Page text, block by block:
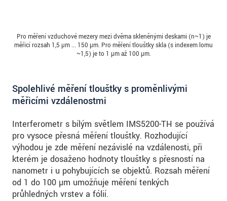
Pro měření vzduchové mezery mezi dvěma skleněnými deskami (n~1) je
měřicí rozsah 1,5 µm ... 150 µm. Pro měření tloušťky skla (s indexem lomu
~1,5) je to 1 µm až 100 µm.
Spolehlivé měření tloušťky s proměnlivými
měřicími vzdálenostmi
Interferometr s bílým světlem IMS5200-TH se používá
pro vysoce přesná měření tloušťky. Rozhodující
výhodou je zde měření nezávislé na vzdálenosti, při
kterém je dosaženo hodnoty tloušťky s přesností na
nanometr i u pohybujících se objektů. Rozsah měření
od 1 do 100 µm umožňuje měření tenkých
průhledných vrstev a fólií.